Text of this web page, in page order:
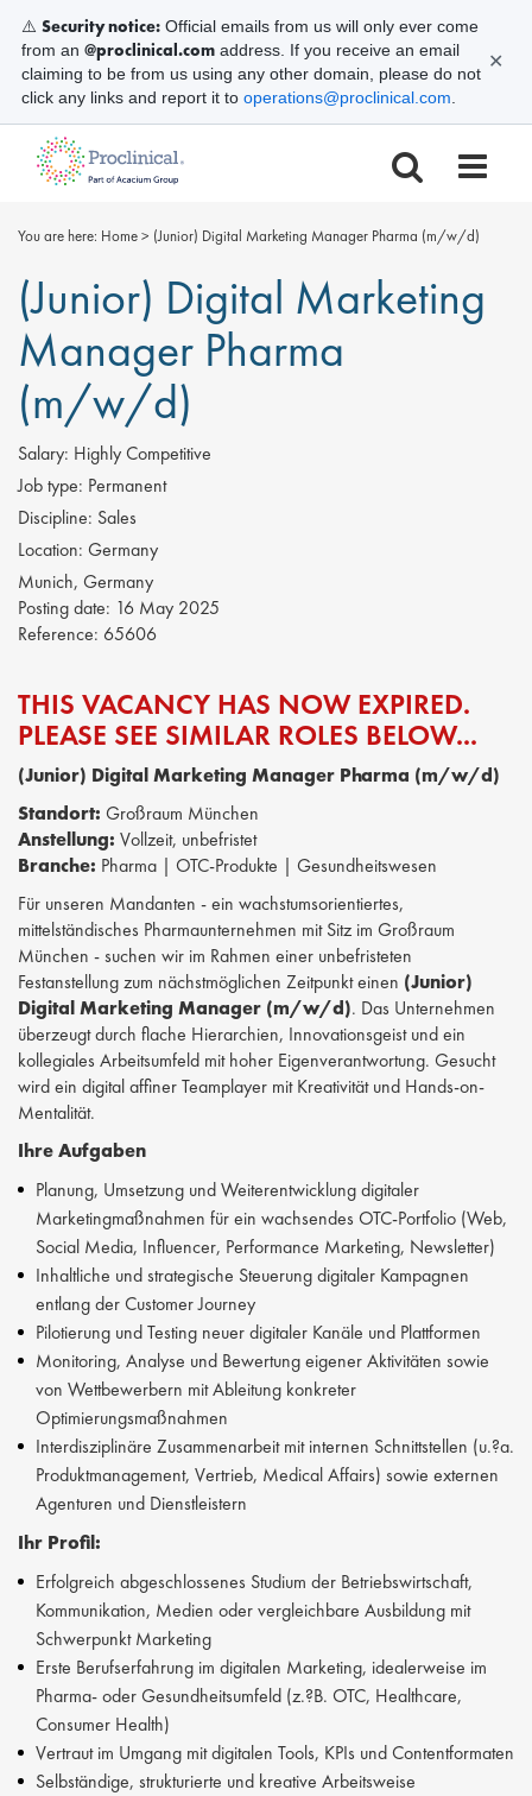
You are here: Home> (Junior) Digital Marketing Manager Pharma (m/w/d)
(Junior) Digital Marketing
Manager Pharma
(m/w/d)
Salary: Highly Competitive
Job type: Permanent
Discipline: Sales
Location: Germany
Munich, Germany
Posting date: 16 May 2025
Reference: 65606
THIS VACANCY HAS NOW EXPIRED.
PLEASE SEE SIMILAR ROLES BELOW...
(Junior) Digital Marketing Manager Pharma (m/w/d)
Standort: Großraum München
Anstellung: Vollzeit, unbefristet
Branche: Pharma | OTC-Produkte | Gesundheitswesen
Für unseren Mandanten - ein wachstumsorientiertes,
mittelständisches Pharmaunternehmen mit Sitz im Großraum
München - suchen wir im Rahmen einer unbefristeten
Festanstellung zum nächstmöglichen Zeitpunkt einen (Junior)
Digital Marketing Manager (m/w/d). Das Unternehmen
überzeugt durch flache Hierarchien, Innovationsgeist und ein
kollegiales Arbeitsumfeld mit hoher Eigenverantwortung. Gesucht
wird ein digital affiner Teamplayer mit Kreativität und Hands-on-
Mentalität.
Ihre Aufgaben
Planung, Umsetzung und Weiterentwicklung digitaler
Marketingmaßnahmen für ein wachsendes OTC-Portfolio (Web,
Social Media, Influencer, Performance Marketing, Newsletter)
Inhaltliche und strategische Steuerung digitaler Kampagnen
entlang der Customer Journey
Pilotierung und Testing neuer digitaler Kanäle und Plattformen
Monitoring, Analyse und Bewertung eigener Aktivitäten sowie
von Wettbewerbern mit Ableitung konkreter
Optimierungsmaßnahmen
Interdisziplinäre Zusammenarbeit mit internen Schnittstellen (u.?a.
Produktmanagement, Vertrieb, Medical Affairs) sowie externen
Agenturen und Dienstleistern
Ihr Profil:
Erfolgreich abgeschlossenes Studium der Betriebswirtschaft,
Kommunikation, Medien oder vergleichbare Ausbildung mit
Schwerpunkt Marketing
Erste Berufserfahrung im digitalen Marketing, idealerweise im
Pharma- oder Gesundheitsumfeld (z.?B. OTC, Healthcare,
Consumer Health)
Vertraut im Umgang mit digitalen Tools, KPIs und Contentformaten
Selbständige, strukturierte und kreative Arbeitsweise
⚠️ Security notice: Official emails from us will only ever come
from an @proclinical.com address. If you receive an email
claiming to be from us using any other domain, please do not
click any links and report it to operations@proclinical.com
✕